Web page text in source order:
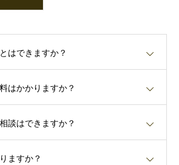
はできますか？
はかかりますか？
談はできますか？
ますか？